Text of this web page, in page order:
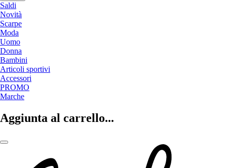
Saldi
Novità
Scarpe
Moda
Uomo
Donna
Bambini
Articoli sportivi
Accessori
PROMO
Marche
Aggiunta al carrello...